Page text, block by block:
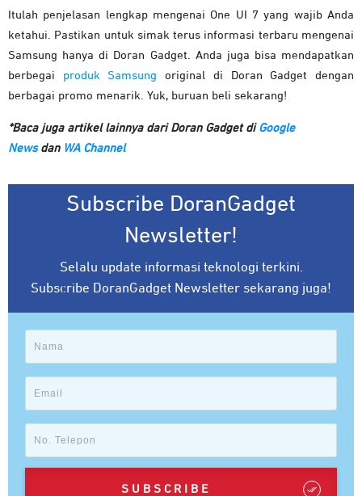
Itulah penjelasan lengkap mengenai One UI 7 yang wajib Anda
ketahui. Pastikan untuk simak terus informasi terbaru mengenai
Samsung hanya di Doran Gadget. Anda juga bisa mendapatkan
berbegai produk Samsung original di Doran Gadget dengan
berbagai promo menarik. Yuk, buruan beli sekarang!
*Baca juga artikel lainnya dari Doran Gadget di Google
Newsdan WA Channel
Subscribe DoranGadget
Newsletter!
Selalu update informasi teknologi terkini.
Subscribe DoranGadget Newsletter sekarang juga!
SUBSCRIBE